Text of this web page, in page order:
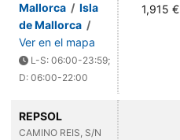
Mallorca / Isla
de Mallorca /
Ver en el mapa
L-S: 06:00-23:59;
D: 06:00-22:00
1,915 €
REPSOL
CAMINO REIS, S/N